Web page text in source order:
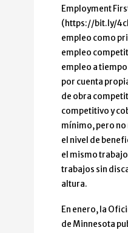
Employment
(https://bit.ly/
empleo como
empleo
empleo a
por cuenta
de obra
competitivo y
mínimo, pero no
el nivel de
el mismo
trabajos sin
altura.
En enero, la
de Minnesota